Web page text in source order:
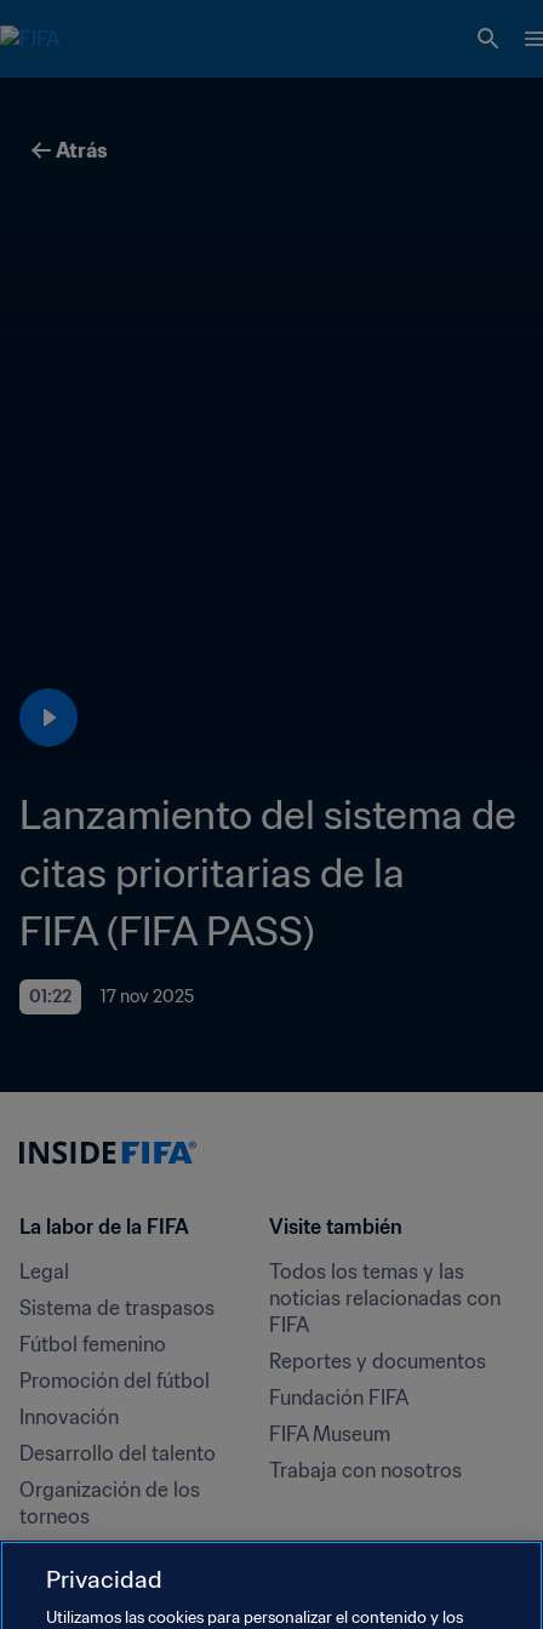
Atrás
Lanzamiento del sistema de
citas prioritarias de la
FIFA (FIFA PASS)
01:22 17 nov 2025
La labor de la FIFA
Legal
Sistema de traspasos
Fútbol femenino
Promoción del fútbol
Innovación
Desarrollo del talento
Organización de los
torneos
Derechos humanos y lucha
contra la discriminación
Visite también
Todos los temas y las
noticias relacionadas con
FIFA
Reportes y documentos
Fundación FIFA
FIFA Museum
Trabaja con nosotros
Privacidad
Utilizamos las cookies para personalizar el contenido y los